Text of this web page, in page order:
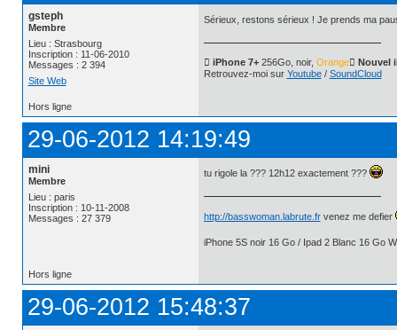
gsteph
Membre
Lieu : Strasbourg
Inscription : 11-06-2010
Messages : 2 394
Site Web
Sérieux, restons sérieux ! Je prends ma
 iPhone 7+256Go, noir, Orange Nouvel
Retrouvez-moi sur Youtube/ SoundCloud
Hors ligne
29-06-2012 14:19:49
mini
Membre
Lieu : paris
Inscription : 10-11-2008
Messages : 27 379
tu rigole la ??? 12h12 exactement ???
http://basswoman.labrute.frvenez me defier
iPhone 5S noir 16 Go / Ipad 2 Blanc 16 Go
Hors ligne
29-06-2012 15:48:37